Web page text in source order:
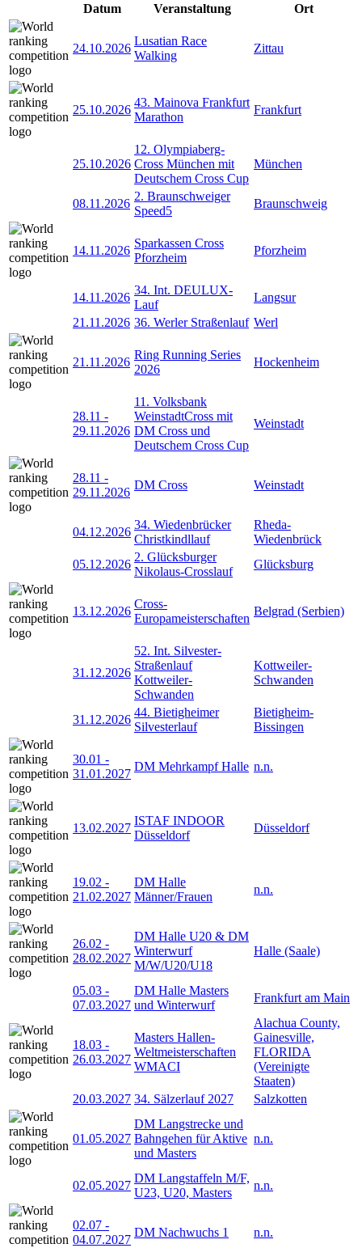
Datum Veranstaltung Ort
24.10.2026
Lusatian Race
Walking
Zittau
25.10.2026
43. Mainova Frankfurt
Marathon
Frankfurt
25.10.2026
12. Olympiaberg-
Cross München mit
Deutschem Cross Cup
München
08.11.2026
2. Braunschweiger
Speed5
Braunschweig
14.11.2026
Sparkassen Cross
Pforzheim
Pforzheim
14.11.2026
34. Int. DEULUX-
Lauf
Langsur
21.11.2026 36. Werler Straßenlauf Werl
21.11.2026
Ring Running Series
2026
Hockenheim
28.11 -
29.11.2026
11. Volksbank
WeinstadtCross mit
DM Cross und
Deutschem Cross Cup
Weinstadt
28.11 -
29.11.2026
DM Cross Weinstadt
04.12.2026
34. Wiedenbrücker
Christkindllauf
Rheda-
Wiedenbrück
05.12.2026
2. Glücksburger
Nikolaus-Crosslauf
Glücksburg
13.12.2026
Cross-
Europameisterschaften
Belgrad (Serbien)
31.12.2026
52. Int. Silvester-
Straßenlauf
Kottweiler-
Schwanden
Kottweiler-
Schwanden
31.12.2026
44. Bietigheimer
Silvesterlauf
Bietigheim-
Bissingen
30.01 -
31.01.2027
DM Mehrkampf Halle n.n.
13.02.2027
ISTAF INDOOR
Düsseldorf
Düsseldorf
19.02 -
21.02.2027
DM Halle
Männer/Frauen
n.n.
26.02 -
28.02.2027
DM Halle U20 & DM
Winterwurf
M/W/U20/U18
Halle (Saale)
05.03 -
07.03.2027
DM Halle Masters
und Winterwurf
Frankfurt am Main
18.03 -
26.03.2027
Masters Hallen-
Weltmeisterschaften
WMACI
Alachua County,
Gainesville,
FLORIDA
(Vereinigte
Staaten)
20.03.2027 34. Sälzerlauf 2027 Salzkotten
01.05.2027
DM Langstrecke und
Bahngehen für Aktive
und Masters
n.n.
02.05.2027
DM Langstaffeln M/F,
U23, U20, Masters
n.n.
02.07 -
04.07.2027
DM Nachwuchs 1 n.n.